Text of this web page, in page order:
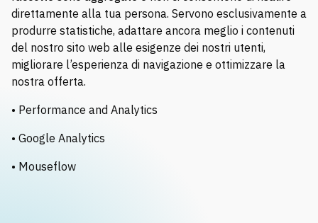
direttamente alla tua persona. Servono esclusivamente a
produrre statistiche, adattare ancora meglio i contenuti
del nostro sito web alle esigenze dei nostri utenti,
migliorare l’esperienza di navigazione e ottimizzare la
nostra offerta.
• Performance and Analytics
• Google Analytics
• Mouseflow